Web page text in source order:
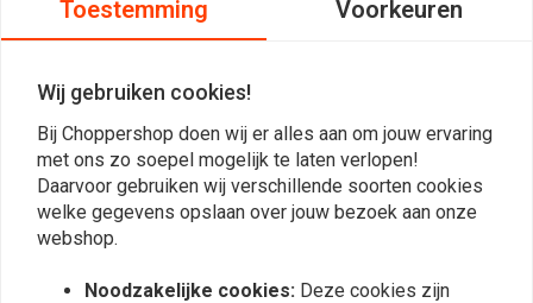
Reviews
Toestemming Voorkeuren
Wij gebruiken cookies!
Bij Choppershop doen wij er alles aan om jouw ervaring
met ons zo soepel mogelijk te laten verlopen!
Daarvoor gebruiken wij verschillende soorten cookies
welke gegevens opslaan over jouw bezoek aan onze
webshop.
Noodzakelijke cookies: Deze cookies zijn